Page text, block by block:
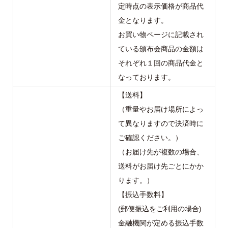
定時点の表示価格が商品代
金となります。
お買い物ページに記載され
ている頒布会商品の金額は
それぞれ１回の商品代金と
なっております。
【送料】
（重量やお届け場所によっ
て異なりますので決済時に
ご確認ください。）
（お届け先が複数の場合、
送料がお届け先ごとにかか
ります。）
【振込手数料】
(郵便振込をご利用の場合)
金融機関が定める振込手数